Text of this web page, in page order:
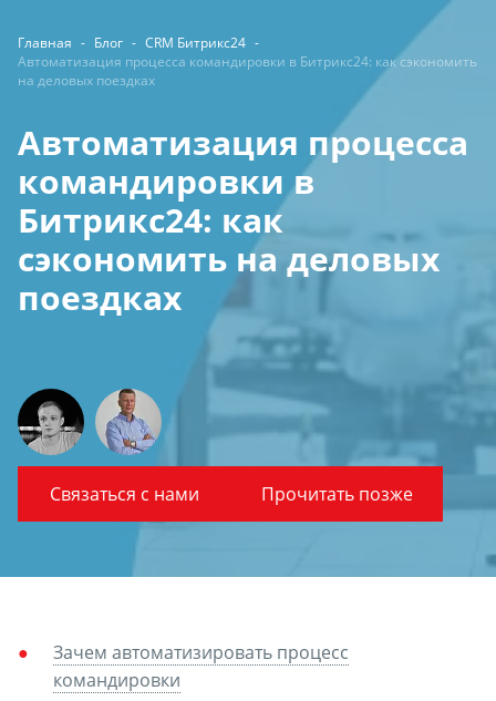
Главная - Блог - CRM Битрикс24 -
Автоматизация процесса командировки в Битрикс24: как сэкономить
на деловых поездках
Автоматизация процесса
командировки в
Битрикс24: как
сэкономить на деловых
поездках
Связаться с нами Прочитать позже
Зачем автоматизировать процесс
командировки